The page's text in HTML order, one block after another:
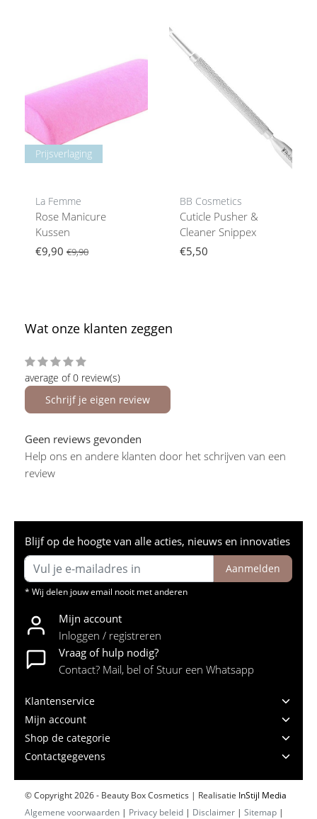
Prijsverlaging
La Femme
Rose Manicure
Kussen
€9,90 €9,90
BB Cosmetics
Cuticle Pusher &
Cleaner Snippex
€5,50
Wat onze klanten zeggen
average of 0 review(s)
Schrijf je eigen review
Geen reviews gevonden
Help ons en andere klanten door het schrijven van een
review
Blijf op de hoogte van alle acties, nieuws en innovaties
Aanmelden
* Wij delen jouw email nooit met anderen
Mijn account
Inloggen / registreren
Vraag of hulp nodig?
Contact? Mail, bel of Stuur een Whatsapp
Klantenservice
Mijn account
Shop de categorie
Contactgegevens
© Copyright 2026 - Beauty Box Cosmetics | Realisatie InStijl Media
Algemene voorwaarden | Privacy beleid | Disclaimer | Sitemap |